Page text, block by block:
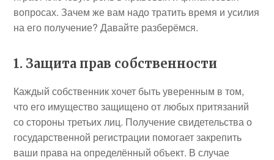
вопросах. Зачем же вам надо тратить время и усилия
на его получение? Давайте разберёмся.
1. Защита прав собственности
Каждый собственник хочет быть уверенным в том,
что его имущество защищено от любых притязаний
со стороны третьих лиц. Получение свидетельства о
государственной регистрации помогает закрепить
ваши права на определённый объект. В случае